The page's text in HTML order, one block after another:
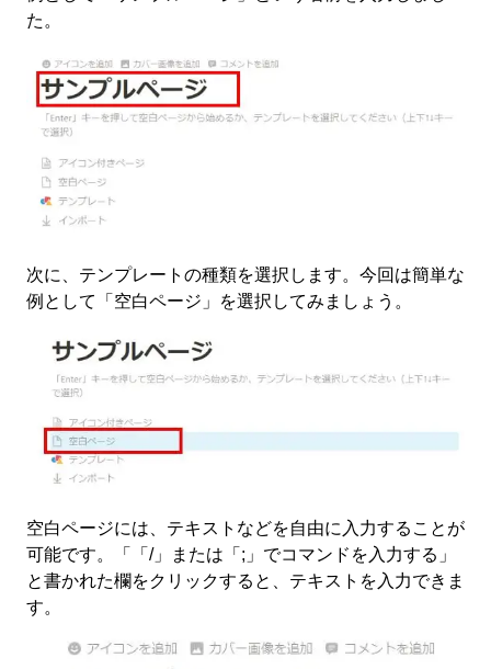
た。
次に、テンプレートの種類を選択します。今回は簡単な
例として「空白ページ」を選択してみましょう。
空白ページには、テキストなどを自由に入力することが
可能です。「「/」または「;」でコマンドを入力する」
と書かれた欄をクリックすると、テキストを入力できま
す。